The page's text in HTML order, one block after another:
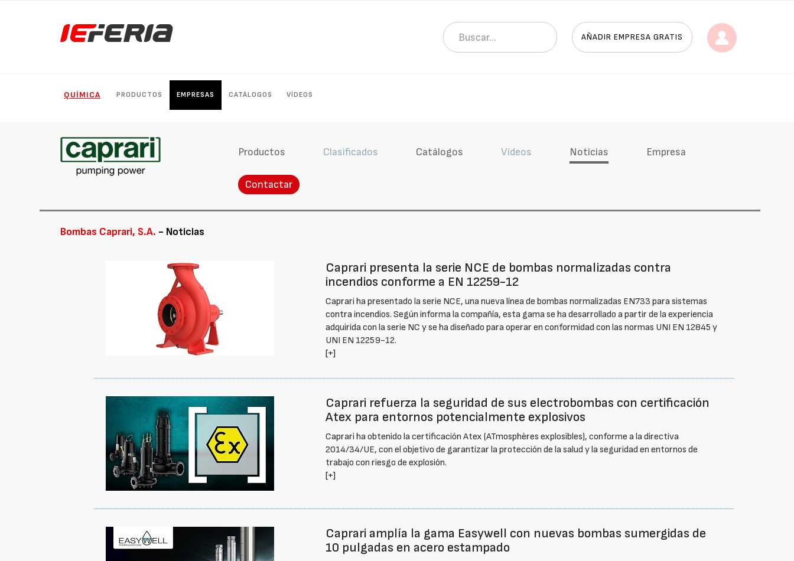
AÑADIR EMPRESA GRATIS
QUÍMICA PRODUCTOS EMPRESAS CATÁLOGOS VÍDEOS
Productos Clasificados Catálogos Vídeos Noticias Empresa
Contactar
Bombas Caprari, S.A. - Noticias
Caprari presenta la serie NCE de bombas normalizadas contra
incendios conforme a EN 12259-12
Caprari ha presentado la serie NCE, una nueva línea de bombas normalizadas EN733 para sistemas
contra incendios. Según informa la compañía, esta gama se ha desarrollado a partir de la experiencia
adquirida con la serie NC y se ha diseñado para operar en conformidad con las normas UNI EN 12845 y
UNI EN 12259-12.
[+]
Caprari refuerza la seguridad de sus electrobombas con certificación
Atex para entornos potencialmente explosivos
Caprari ha obtenido la certificación Atex (ATmosphères explosibles), conforme a la directiva
2014/34/UE, con el objetivo de garantizar la protección de la salud y la seguridad en entornos de
trabajo con riesgo de explosión.
[+]
Caprari amplía la gama Easywell con nuevas bombas sumergidas de
10 pulgadas en acero estampado